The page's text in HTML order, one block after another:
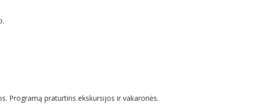
Programą praturtins ekskursijos ir vakaronės.